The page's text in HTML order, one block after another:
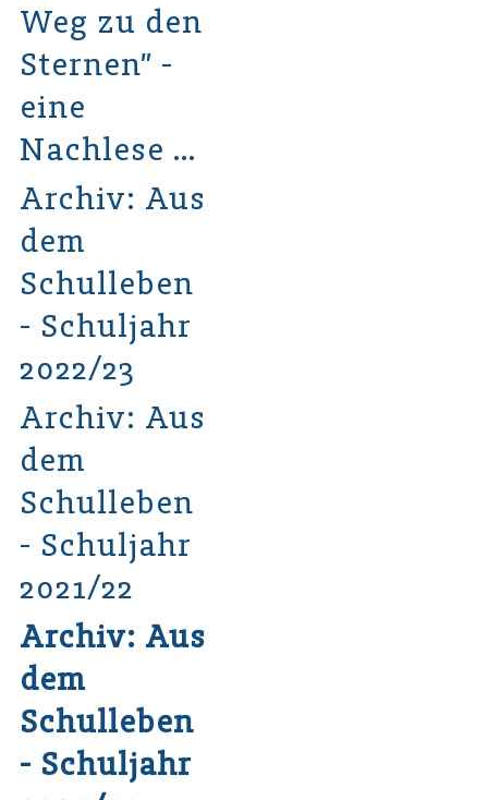
Weg zu den
Sternen” -
eine
Nachlese …
Archiv: Aus
dem
Schulleben
- Schuljahr
2022/23
Archiv: Aus
dem
Schulleben
- Schuljahr
2021/22
Archiv: Aus
dem
Schulleben
- Schuljahr